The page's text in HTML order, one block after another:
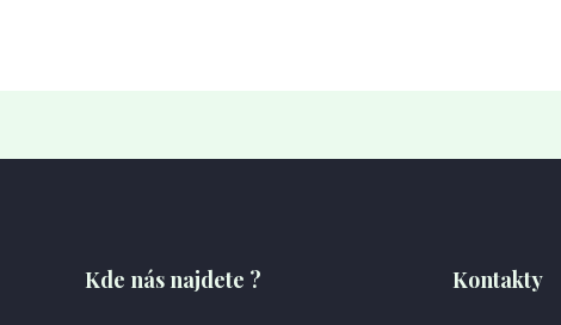
Kde nás najdete ? Kontakty